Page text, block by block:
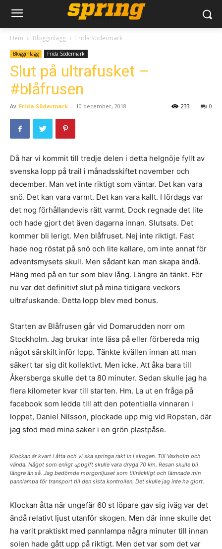
Hem Blogginlägg Frida Södermark
Blogginlägg Frida Södermark
Slut på ultrafusket –
#blåfrusen
Av Frida Södermark - 10 december, 2018 0
233
Då har vi kommit till tredje delen i detta helgnöje fyllt av
svenska lopp på trail i månadsskiftet november och
december. Man vet inte riktigt som väntar. Det kan vara
snö. Det kan vara varmt. Det kan vara kallt. I lördags var
det nog förhållandevis rätt varmt. Dock regnade det lite
och hade gjort det även dagarna innan. Slutsats. Det
kommer bli lerigt. Men blåfruset. Nej inte riktigt. Fast
hade nog röstat på snö och lite kallare, om inte annat för
adventsmysets skull. Men sådant kan man skapa ändå.
Häng med på en tur som blev lång. Längre än tänkt. För
nu var det definitivt slut på mina tidigare veckors
ultrafuskande. Detta lopp blev med bonus.
Starten av Blåfrusen går vid Domarudden norr om
Stockholm. Jag brukar inte läsa på eller förbereda mig
något särskilt inför lopp. Tänkte kvällen innan att man
säkert tar sig dit kollektivt. Men icke. Att åka bara till
Åkersberga skulle det ta 80 minuter. Sedan skulle jag ha
flera kilometer kvar till starten. Hm. La ut en fråga på
facebook som ledde till att den potentiella vinnaren i
loppet, Daniel Nilsson, plockade upp mig vid Ropsten, där
jag stod med mina saker i en grön plastpåse.
Klockan är kvart i åtta och vi ska springa rakt in i skogen. Till Vaxholm och
vända. Något som enligt uppgift skulle vara dryga 70 km. Resan skulle bli
längre än så. Jag bedömde morgonljuset som tillräckligt och lämnade min
pannlampa för transport till den sista kontrollen. Det skulle jag inte ha gjort.
Klockan åtta när ungefär 60 st löpare gav sig iväg var det
ändå relativt ljust utanför skogen. Men där inne skulle det
ha varit praktiskt med pannlampa några minuter till innan
solen hade gått upp på riktigt. Men det var som det var